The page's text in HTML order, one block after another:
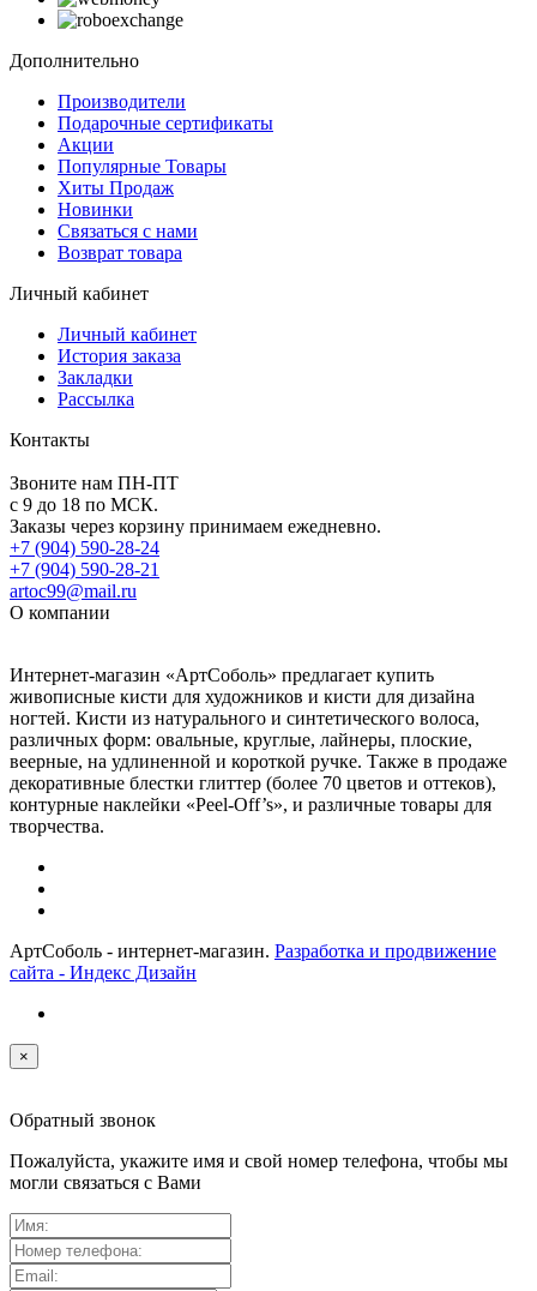
Дополнительно
Производители
Подарочные сертификаты
Акции
Популярные Товары
Хиты Продаж
Новинки
Связаться с нами
Возврат товара
Личный кабинет
Личный кабинет
История заказа
Закладки
Рассылка
Контакты
Звоните нам ПН-ПТ
с 9 до 18 по МСК.
Заказы через корзину принимаем ежедневно.
+7 (904) 590-28-24
+7 (904) 590-28-21
artoc99@mail.ru
О компании
Интернет-магазин «АртСоболь» предлагает купить
живописные кисти для художников и кисти для дизайна
ногтей. Кисти из натурального и синтетического волоса,
различных форм: овальные, круглые, лайнеры, плоские,
веерные, на удлиненной и короткой ручке. Также в продаже
декоративные блестки глиттер (более 70 цветов и оттеков),
контурные наклейки «Peel-Off’s», и различные товары для
творчества.
АртСоболь - интернет-магазин. Разработка и продвижение
сайта - Индекс Дизайн
×
Обратный звонок
Пожалуйста, укажите имя и свой номер телефона, чтобы мы
могли связаться с Вами